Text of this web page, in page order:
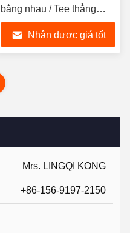
Mrs. LINGQI KONG
+86-156-9197-2150
bằng nhau / Tee thẳng
ASTM A403 WP304
WP316Nhận được giá tốt